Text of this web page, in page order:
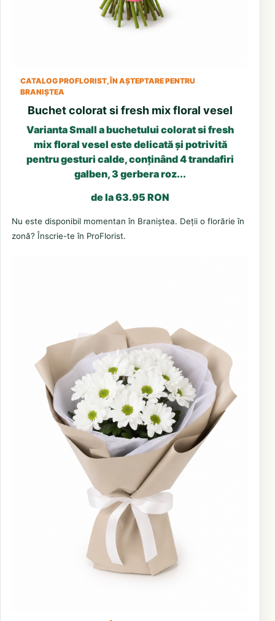
CATALOG PROFLORIST, ÎN AȘTEPTARE PENTRU
BRANIȘTEA
Buchet colorat si fresh mix floral vesel
Varianta Small a buchetului colorat si fresh
mix floral vesel este delicată și potrivită
pentru gesturi calde, conținând 4 trandafiri
galben, 3 gerbera roz...
de la 63.95 RON
Nu este disponibil momentan în Braniștea. Deții o florărie în
zonă? Înscrie-te în ProFlorist.